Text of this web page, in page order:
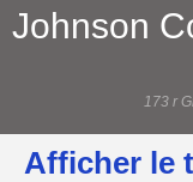
Johnson
173 r
Afficher le